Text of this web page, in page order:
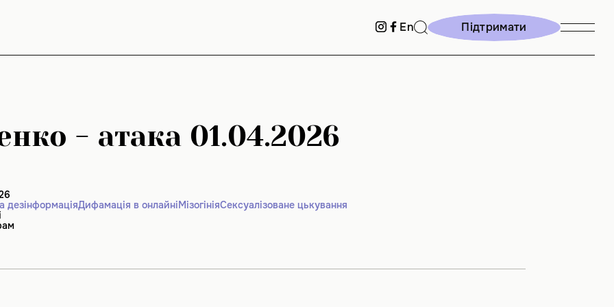
En
Підтримати
Підтримати
- атака 01.04.2026
дезінформаціяДифамація в онлайніМізогініяСексуалізоване цькування